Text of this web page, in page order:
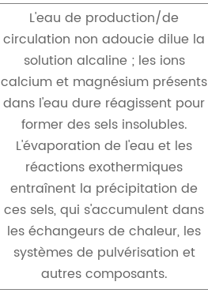
L'eau de production/de
circulation non adoucie dilue la
solution alcaline ; les ions
calcium et magnésium présents
dans l'eau dure réagissent pour
former des sels insolubles.
L'évaporation de l'eau et les
réactions exothermiques
entraînent la précipitation de
ces sels, qui s'accumulent dans
les échangeurs de chaleur, les
systèmes de pulvérisation et
autres composants.